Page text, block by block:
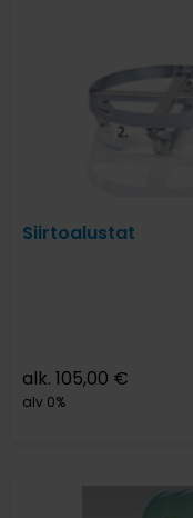
Siirtoalustat
alk. 105,00 €
alv 0%